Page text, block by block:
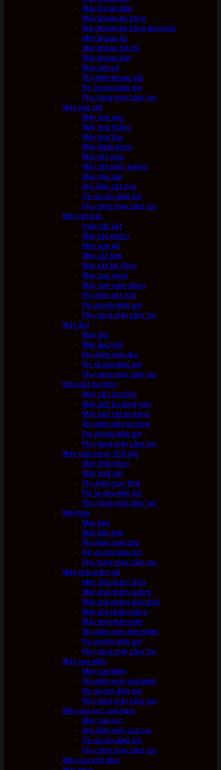
Máy khoan điện
Máy khoan bê tông
Máy khoan bê tông dùng pin
Máy khoan từ
Máy khoan rút lõi
Máy khoan bàn
Máy vặn vít
Phụ kiện khoan cắt
Pin và phụ kiện pin
Phụ tùng máy cầm tay
Máy mài cắt
Máy mài góc
Máy mài thẳng
Máy mài bàn
Máy đánh bóng
Máy vát mép
Máy cắt rãnh tường
Máy mài sàn
Phụ kiện cắt mài
Pin và phụ kiện pin
Phụ tùng máy cầm tay
Máy cắt bàn
máy cắt sắt
Máy cắt nhôm
Máy cưa gỗ
Máy cắt bàn
Máy cắt bê tông
Máy cưa vòng
Máy cưa vanh đứng
Phụ kiện cắt mài
Pin và phụ kiện pin
Phụ tùng máy cầm tay
Máy đục
Máy đục
Máy đục phá
Phụ kiện máy đục
Pin và phụ kiện pin
Phụ tùng máy cầm tay
Máy siết bu lông
Máy siết bu lông
Máy siết bu lông góc
Máy siết cắt bu lông
Phụ kiện siết bu lông
Pin và phụ kiện pin
Phụ tùng máy cầm tay
Máy thổi nóng, thổi gió
Máy thổi nóng
Máy thổi gió
Phụ kiện máy thổi
Pin và phụ kiện pin
Phụ tùng máy cầm tay
Máy bào
Máy bào
Máy bào bàn
Phụ kiện máy bào
Pin và phụ kiện pin
Phụ tùng máy cầm tay
Máy chà nhám gỗ
Máy chà nhám tròn
Máy chà nhám vuông
Máy chà nhám chữ nhật
Máy chà nhám băng
Máy chà nhám bàn
Phụ kiện máy chà nhám
Pin và phụ kiện pin
Phụ tùng máy cầm tay
Máy cưa kiếm
Máy cưa kiếm
Phụ kiện máy cưa kiếm
Pin và phụ kiện pin
Phụ tùng máy cầm tay
Máy cưa sọc, cưa lọng
Máy cưa sọc
Phụ kiện máy cưa sọc
Pin và phụ kiện pin
Phụ tùng máy cầm tay
Máy cưa xích điện